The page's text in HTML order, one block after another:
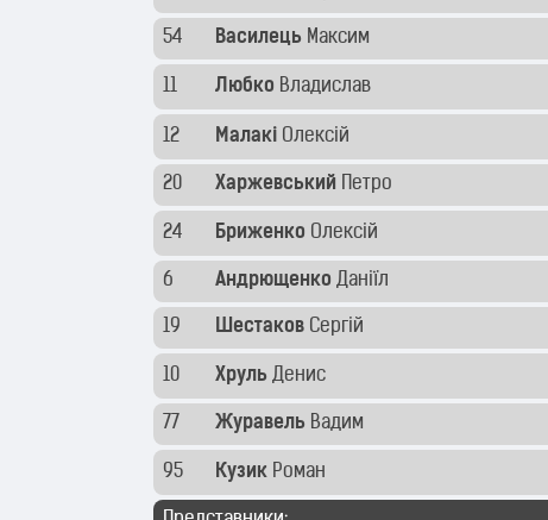
54 Василець Максим
11 Любко Владислав
12 Малакі Олексій
20 Харжевський Петро
24 Бриженко Олексій
6 Андрющенко Даніїл
19 Шестаков Сергій
10 Хруль Денис
77 Журавель Вадим
95 Кузик Роман